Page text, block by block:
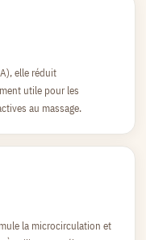
elle réduit
utile pour les
au massage.
la microcirculation et